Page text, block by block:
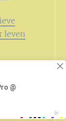
leven